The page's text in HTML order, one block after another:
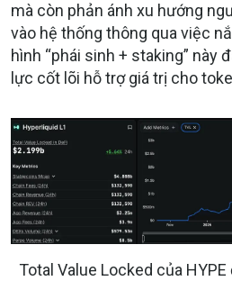
mà còn phản ánh xu hướng
vào hệ thống thông qua việc
hình “phái sinh + staking” này
lực cốt lõi hỗ trợ giá trị cho
Total Value Locked của